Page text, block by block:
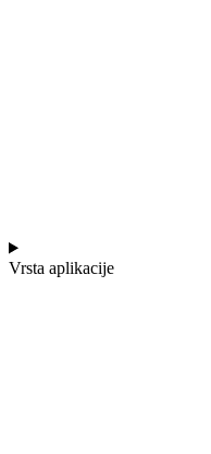
Vrsta aplikacije